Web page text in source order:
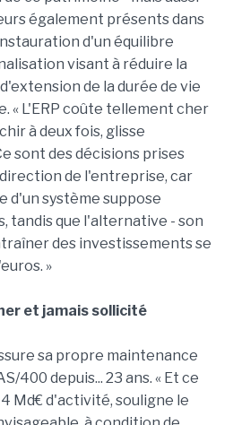
également présents dans
d'un équilibre
visant à réduire la
de la durée de vie
« L'ERP coûte tellement cher
à deux fois, glisse
sont des décisions prises
de l'entreprise, car
d'un système suppose
tandis que l'alternative - son
des investissements se
»
et jamais sollicité
sa propre maintenance
400 depuis... 23 ans. « Et ce
Md€ d'activité, souligne le